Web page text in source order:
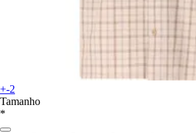
+-2
Tamanho
*